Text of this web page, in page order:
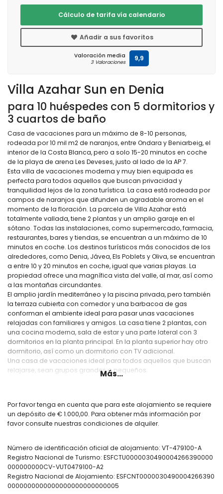
Villa Azahar Sun en Denia
para 10 huéspedes con 5 dormitorios y
3 cuartos de baño
Casa de vacaciones para un máximo de 8-10 personas,
rodeada por 10 mil m2 de naranjos, entre Ondara y Beniarbeig, el
interior de la Costa Blanca, pero a solo 15-20 minutos en coche
de la playa de arena Les Deveses, justo al lado de la AP 7.
Esta villa de vacaciones moderna y muy bien equipada es
perfecta para todos aquellos que buscan privacidad y
tranquilidad lejos de la zona turística. La casa está rodeada por
campos de naranjos que difunden un agradable aroma en el
momento de la floración. La parcela de Villa Azahar está
totalmente vallada, tiene 2 plantas y un amplio garaje en el
sótano. Todas las instalaciones, como supermercado, farmacia,
restaurantes, bares y tiendas, se encuentran a un máximo de 10
minutos en coche. Los destinos turísticos más conocidos de los
alrededores, como Denia, Jávea, Els Poblets y Oliva, se encuentran
a entre 10 y 20 minutos en coche, igual que varias playas. La
propiedad ofrece una magnífica vista del valle, al mar, así como
a las montañas circundantes.
El amplio jardín mediterráneo y la piscina privada, pero también
la terraza cubierta con comedor y una barbacoa de gas
conforman el ambiente ideal para pasar unas vacaciones
relajadas con familiares y amigos. La casa tiene 2 plantas, con
una cocina moderna, sala de estar y una parte lateral con 3
dormitorios en la planta principal. En la planta superior hay otro
dormitorio, así como un dormitorio con TV adicional.
Una casa de vacaciones ideal para todos aquellos que buscan
relajarse, sean grupos grandes o pequeños.
antes con su agencia por el tema del coche
Por favor tenga en cuenta que para este alojamiento se requiere
un depósito de € 1.000,00.
Planta principal:
Entrada con guardarropa
Aseo de invitados
Salón/comedor con TV vía internet y acceso a la terraza de
Más...
Por favor tenga en cuenta que para este alojamiento se requiere
un depósito de € 1.000,00. Para obtener más información por
favor consulte nuestras condiciones de alquiler.
Número de identificación oficial de alojamiento: VT-479100-A
Registro Nacional de Turismo: ESFCTU0000030490004266390000
000000000CV-VUT0479100-A2
Registro Nacional de Alojamiento: ESFCNT0000030490004266390
0000000000000000000000000005
Cálculo de tarifa vía calendario
Añadir a sus favoritos
Valoración media
3 Valoraciones 9,9